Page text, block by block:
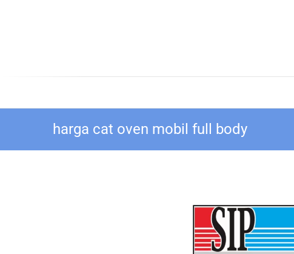
Bengkel Cat Mobil SIP
harga cat oven mobil full body